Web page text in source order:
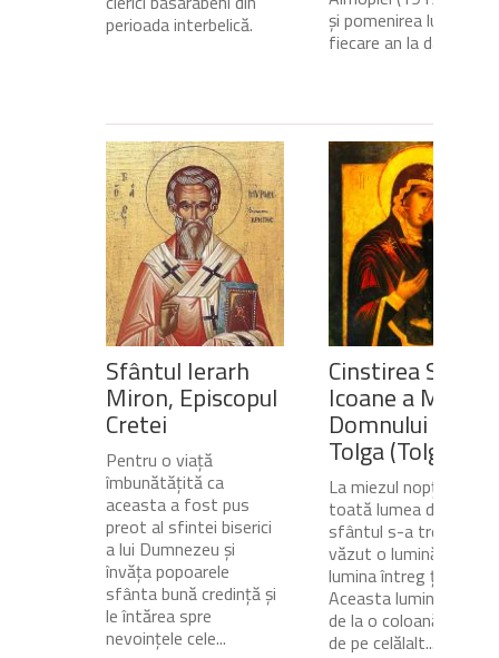
perioada interbelică.
și pomenirea lui în
fiecare an la data de...
Sfântul Ierarh
Miron, Episcopul
Cretei
Pentru o viață
îmbunătățită ca
aceasta a fost pus
preot al sfintei biserici
a lui Dumnezeu și
învăța popoarele
sfânta bună credință și
le întărea spre
nevoințele cele...
Cinstirea Sfintei
Icoane a Maicii
Domnului de pe
Tolga (Tolgska)
La miezul nopții, când
toată lumea dormea,
sfântul s-a trezit și a
văzut o lumină care
lumina întreg ținutul.
Aceasta lumină venea
de la o coloană de foc
de pe celălalt...